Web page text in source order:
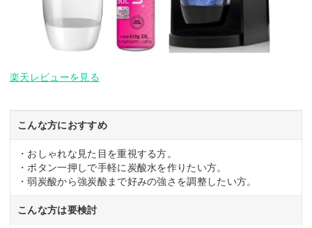
楽天レビューを見る
こんな方におすすめ
・おしゃれな見た目を重視する方。
・ボタン一押しで手軽に炭酸水を作りたい方。
・弱炭酸から強炭酸まで好みの強さを調整したい方。
こんな方は要検討